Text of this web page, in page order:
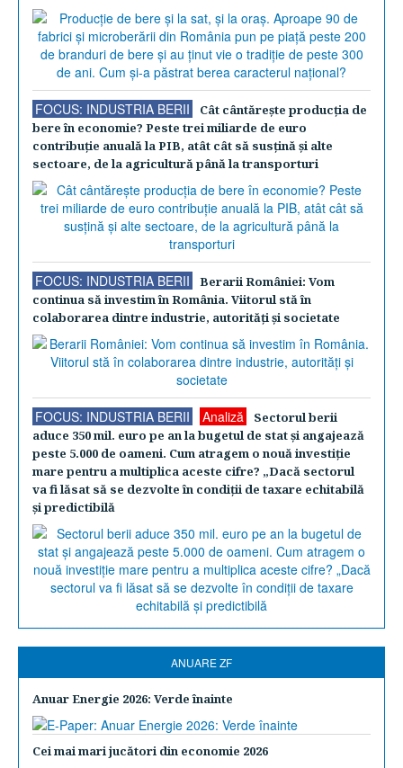
FOCUS: INDUSTRIA BERII
Cât cântăreşte producţia de
bere în economie? Peste trei miliarde de euro
contribuţie anuală la PIB, atât cât să susţină şi alte
sectoare, de la agricultură până la transporturi
FOCUS: INDUSTRIA BERII
Berarii României: Vom
continua să investim în România. Viitorul stă în
colaborarea dintre industrie, autorităţi şi societate
FOCUS: INDUSTRIA BERII Analiză
Sectorul berii
aduce 350 mil. euro pe an la bugetul de stat şi angajează
peste 5.000 de oameni. Cum atragem o nouă investiţie
mare pentru a multiplica aceste cifre? „Dacă sectorul
va fi lăsat să se dezvolte în condiţii de taxare echitabilă
şi predictibilă
ANUARE ZF
Anuar Energie 2026: Verde înainte
Cei mai mari jucători din economie 2026